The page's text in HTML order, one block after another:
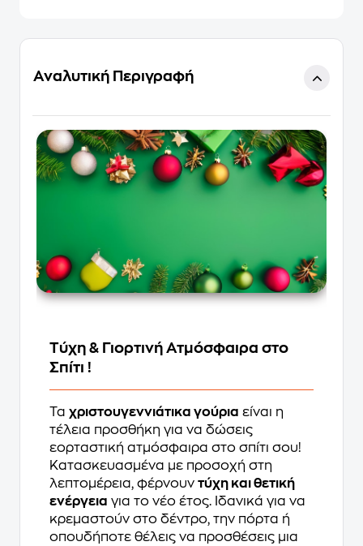
Αναλυτική Περιγραφή
Τύχη & Γιορτινή Ατμόσφαιρα στο
Σπίτι !
Τα χριστουγεννιάτικα γούρια είναι η
τέλεια προσθήκη για να δώσεις
εορταστική ατμόσφαιρα στο σπίτι σου!
Κατασκευασμένα με προσοχή στη
λεπτομέρεια, φέρνουν τύχη και θετική
ενέργεια για το νέο έτος. Ιδανικά για να
κρεμαστούν στο δέντρο, την πόρτα ή
οπουδήποτε θέλεις να προσθέσεις μια